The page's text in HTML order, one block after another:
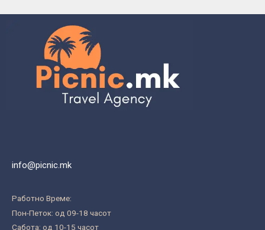
info@picnic.mk
Работно Време:
Пон-Петок: од 09-18 часот
Сабота: од 10-15 часот